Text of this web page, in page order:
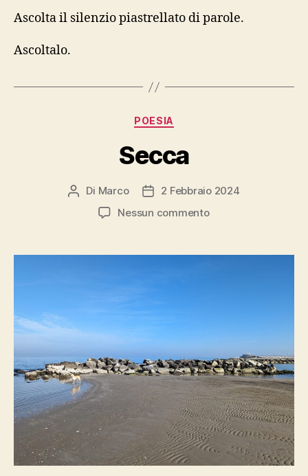
Ascolta il silenzio piastrellato di parole.
Ascoltalo.
Categorie
POESIA
Secca
Autore
articolo
Di Marco
Data2 Febbraio 2024
Nessun commentosu